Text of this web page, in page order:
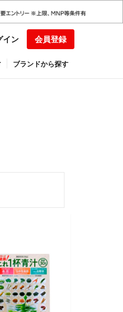
イン 会員登録
ブランドから探す